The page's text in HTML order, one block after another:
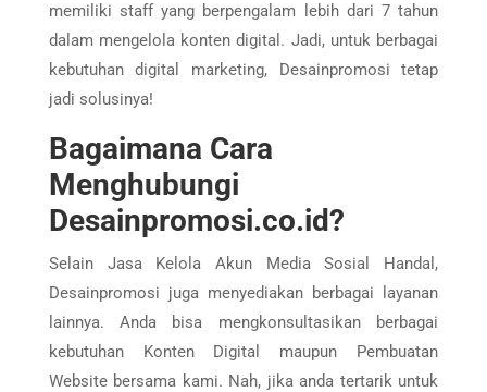
memiliki staff yang berpengalam lebih dari 7 tahun
dalam mengelola konten digital. Jadi, untuk berbagai
kebutuhan digital marketing, Desainpromosi tetap
jadi solusinya!
Bagaimana Cara
Menghubungi
Desainpromosi.co.id?
Selain Jasa Kelola Akun Media Sosial Handal,
Desainpromosi juga menyediakan berbagai layanan
lainnya. Anda bisa mengkonsultasikan berbagai
kebutuhan Konten Digital maupun Pembuatan
Website bersama kami. Nah, jika anda tertarik untuk